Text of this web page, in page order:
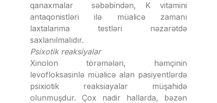
qanaxmalar səbəbindən, K vitamini
antaqonistləri ilə müalicə zamanı
laxtalanma testləri nəzarətdə
saxlanılmalıdır.
Psixotik reaksiyalar
Xinolon törəmələri, həmçinin
levofloksasinlə müalicə alan pasiyentlərdə
psixiotik reaksiayalar müşahidə
olunmuşdur. Çox nadir hallarda, bəzən